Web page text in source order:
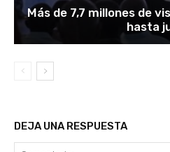
Más de 7,7 millones de
hasta
DEJA UNA RESPUESTA